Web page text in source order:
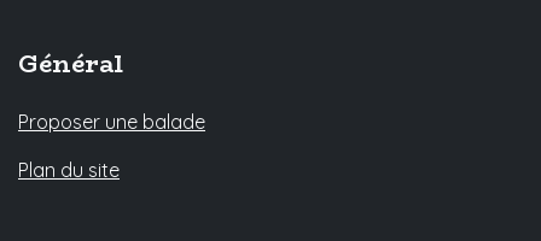
Général
Proposer une balade
Plan du site